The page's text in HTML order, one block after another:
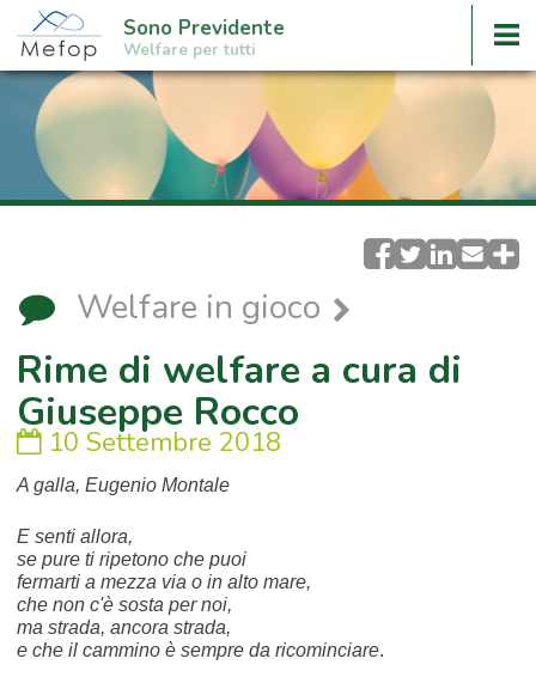
Sono Previdente
Welfare per tutti
Welfare in gioco
Rime di welfare a cura di
Giuseppe Rocco
10 Settembre 2018
A galla, Eugenio Montale
E senti allora,
se pure ti ripetono che puoi
fermarti a mezza via o in alto mare,
che non c'è sosta per noi,
ma strada, ancora strada,
e che il cammino è sempre da ricominciare.